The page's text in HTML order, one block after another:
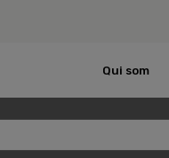
Qui som